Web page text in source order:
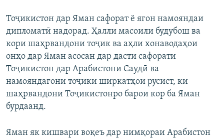
Тоҷикистон дар Яман сафорат ё ягон намояндаи
дипломатӣ надорад. Ҳалли масоили будубош ва
кори шаҳрвандони тоҷик ва аҳли хонаводаҳои
онҳо дар Яман асосан дар дасти сафорати
Тоҷикистон дар Арабистони Саудӣ ва
намояндагони тоҷики ширкатҳои русист, ки
шаҳрвандони Тоҷикистонро барои кор ба Яман
бурдаанд.
Яман як кишвари воқеъ дар нимқораи Арабистон